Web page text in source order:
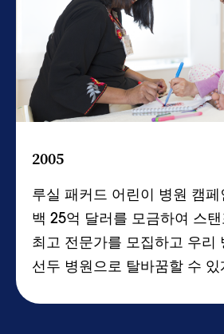
2005
루실 패커드 어린이 병원 캠
백 25억 달러를 모금하여 스탠
최고 전문가를 모집하고 우리
선두 병원으로 탈바꿈할 수 있